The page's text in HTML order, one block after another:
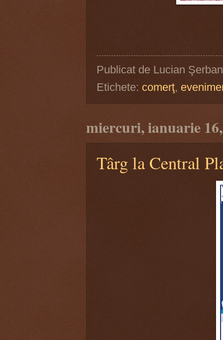
Publicat de Lucian Şerban
Etichete: comerţ,
miercuri, ianuarie
Târg la Central